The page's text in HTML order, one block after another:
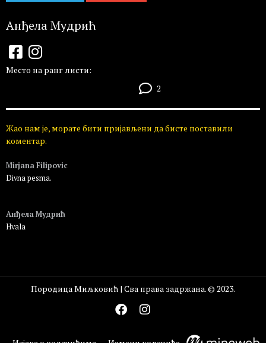
Анђела Мудрић
Место на ранг листи:
2
Жао нам је, морате бити пријављени да бисте поставили
коментар.
Mirjana Filipovic
Divna pesma.
Анђела Мудрић
Hvala
Породица Миљковић | Сва права задржана. © 2023.